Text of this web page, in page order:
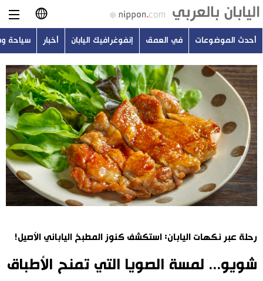
日本語
English
简体字
繁體字
Français
Español
أحدث الموضوعات
في العمق
إنفوغرافيك اليابان
سياحة وسفر
أحدث الموضوعات في العمق إنفوغرافيك اليابان أخبار سياحة
رحلة عبر نكهات اليابان: استكشف كنوز المطبخ الياباني الأصيل!
شويو... لمسة الصويا التي تمنح الأطباق